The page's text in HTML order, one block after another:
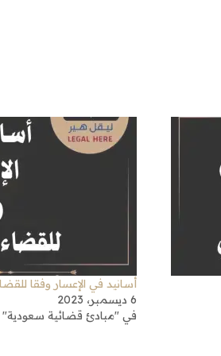
أسانيد في الإعسار وفقا
6 ديسمبر، 2023
في "مبادئ قضائية سعودية"